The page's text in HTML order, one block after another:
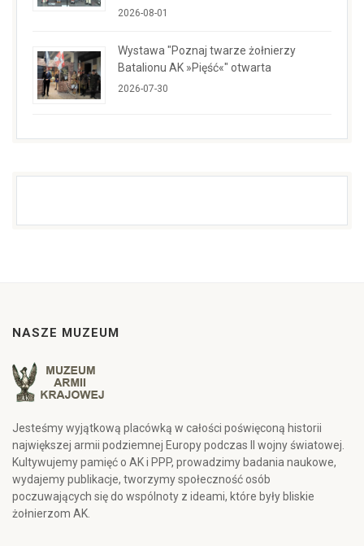
2026-08-01
Wystawa "Poznaj twarze żołnierzy
Batalionu AK »Pięść«" otwarta
2026-07-30
NASZE MUZEUM
Jesteśmy wyjątkową placówką w całości poświęconą historii
największej armii podziemnej Europy podczas II wojny światowej.
Kultywujemy pamięć o AK i PPP, prowadzimy badania naukowe,
wydajemy publikacje, tworzymy społeczność osób
poczuwających się do wspólnoty z ideami, które były bliskie
żołnierzom AK.